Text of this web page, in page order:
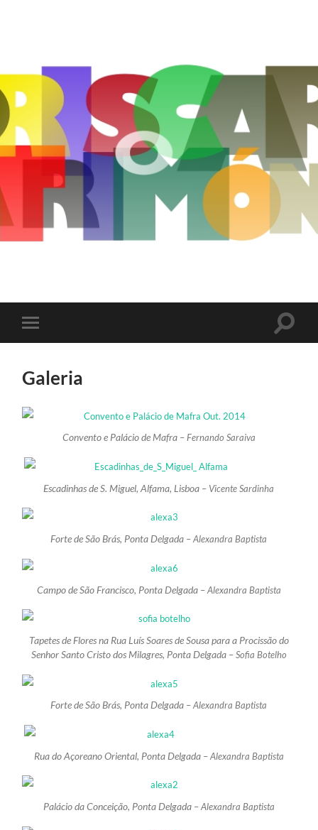
Toggle
mobile
Toggle
Galeria
Convento e Palácio de Mafra –Fernando Saraiva
Escadinhas de S. Miguel, Alfama, Lisboa – Vicente Sardinha
Forte de São Brás, Ponta Delgada –Alexandra Baptista
Campo de São Francisco, Ponta Delgada –Alexandra Baptista
Tapetes de Flores na Rua Luís Soares de Sousa para a Procissão do
Senhor Santo Cristo dos Milagres, Ponta Delgada –Sofia Botelho
Forte de São Brás, Ponta Delgada –Alexandra Baptista
Rua do Açoreano Oriental, Ponta Delgada –Alexandra Baptista
Palácio da Conceição, Ponta Delgada –Alexandra Baptista